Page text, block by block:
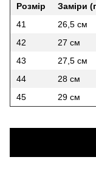
Розмір
Заміри
41
26,5 см
42
27 см
43
27,5 см
44
28 см
45
29 см